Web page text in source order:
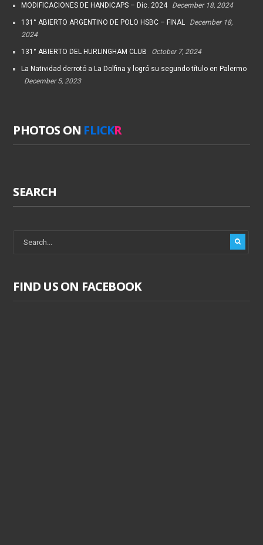
MODIFICACIONES DE HANDICAPS – Dic. 2024 December 18, 2024
131° ABIERTO ARGENTINO DE POLO HSBC – FINAL
December 18,
2024
131° ABIERTO DEL HURLINGHAM CLUB October 7, 2024
La Natividad derrotó a La Dolfina y logró su segundo título en Palermo
December 5, 2023
PHOTOS ON FLICKR
SEARCH
FIND US ON FACEBOOK